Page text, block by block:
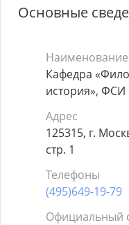
Основные
Наименование
Кафедра
история»,
Адрес
125315, г.
стр. 1
Телефоны
(495)649-19-79
Официальный